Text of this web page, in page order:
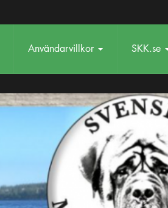
Användarvillkor SKK.se